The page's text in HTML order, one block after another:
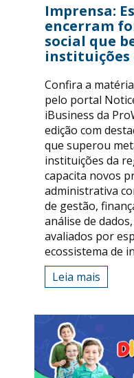
Imprensa:
encerram
social que
instituições
Confira a
pelo portal
iBusiness da
edição com
que superou
instituições da
capacita novos
administrativa
de gestão,
análise de
avaliados por
ecossistema de
Leia mais